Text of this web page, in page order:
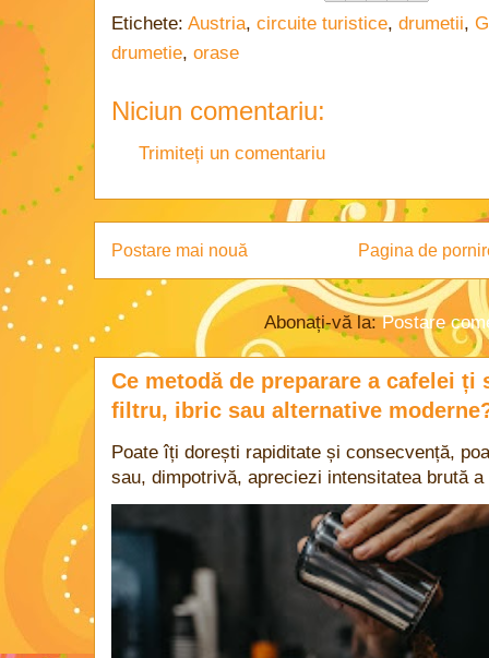
Etichete: Austria, circuite turistice, drumetii,
drumetie, orase
Niciun comentariu:
Trimiteți un comentariu
Postare mai nouă Pagina de
Abonați-vă la:Postare
Ce metodă de preparare a cafelei
filtru, ibric sau alternative
Poate îți dorești rapiditate și consecvență,
sau, dimpotrivă, apreciezi intensitatea brută